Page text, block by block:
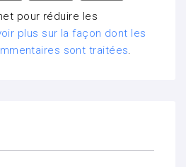
pour réduire les
plus sur la façon dont les
sont traitées.